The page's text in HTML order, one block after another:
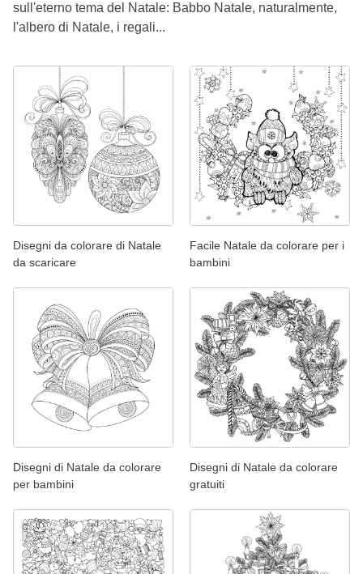
sull'eterno tema del Natale: Babbo Natale, naturalmente,
l'albero di Natale, i regali...
Disegni da colorare di Natale
da scaricare
Facile Natale da colorare per i
bambini
Disegni di Natale da colorare
per bambini
Disegni di Natale da colorare
gratuiti